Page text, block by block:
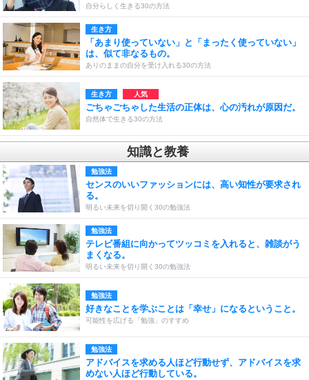
自分らしく生きる30の方法
生き方
「あまり使っていない」と「まったく使っていない」
は、似て非なるもの。
ありのままの自分を受け入れる30の方法
生き方
ごちゃごちゃした生活の正体は、心の汚れが原因だ。
自然体で生きる30の方法
知識と教養
勉強法
センスのいいファッションには、高い知性が要求され
る。
明るい未来を切り開く30の勉強法
勉強法
テレビ番組に向かってツッコミを入れると、雑談がう
まくなる。
明るい未来を切り開く30の勉強法
勉強法
好きなことを学ぶことは「幸せ」になるということ。
可能性を広げる「勉強」のすすめ
勉強法
アドバイスを求める人ほど行動せず、アドバイスを求
めない人ほど行動している。